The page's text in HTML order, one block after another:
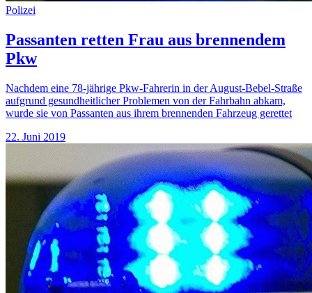
Polizei
Passanten retten Frau aus brennendem
Pkw
Nachdem eine 78-jährige Pkw-Fahrerin in der August-Bebel-Straße
aufgrund gesundheitlicher Problemen von der Fahrbahn abkam,
wurde sie von Passanten aus ihrem brennenden Fahrzeug gerettet
22. Juni 2019